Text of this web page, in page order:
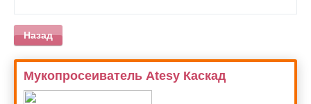
Мукопросеиватель Atesy Каскад
Назад